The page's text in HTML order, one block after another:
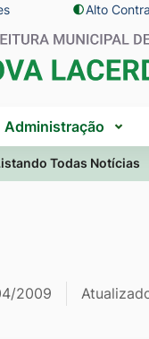
Alto
Administração
Todas Notícias
2009